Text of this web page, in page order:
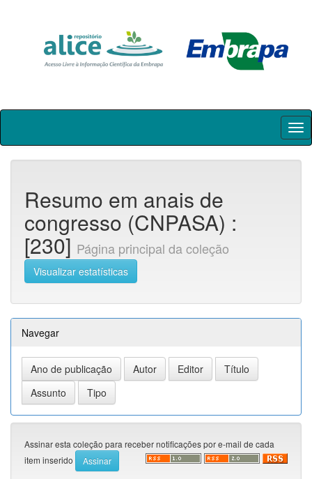
Skip
Resumo em anais de
congresso (CNPASA) :
[230] Página principal da coleção
Visualizar estatísticas
Navegar
Assinar esta coleção para receber notificações por e-mail de cada
item inserido